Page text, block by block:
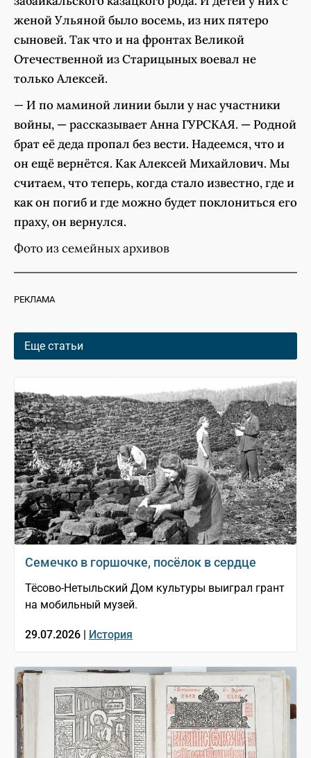
женой Ульяной было восемь, из них пятеро
сыновей. Так что и на фронтах Великой
Отечественной из Старицыных воевал не
только Алексей.
— И по маминой линии были у нас участники
войны, — рассказывает Анна ГУРСКАЯ. — Родной
брат её деда пропал без вести. Надеемся, что и
он ещё вернётся. Как Алексей Михайлович. Мы
считаем, что теперь, когда стало известно, где и
как он погиб и где можно будет поклониться его
праху, он вернулся.
Фото из семейных архивов
РЕКЛАМА
Еще статьи
Семечко в горшочке, посёлок в сердце
Тёсово-Нетыльский Дом культуры выиграл грант
на мобильный музей.
29.07.2026 | История